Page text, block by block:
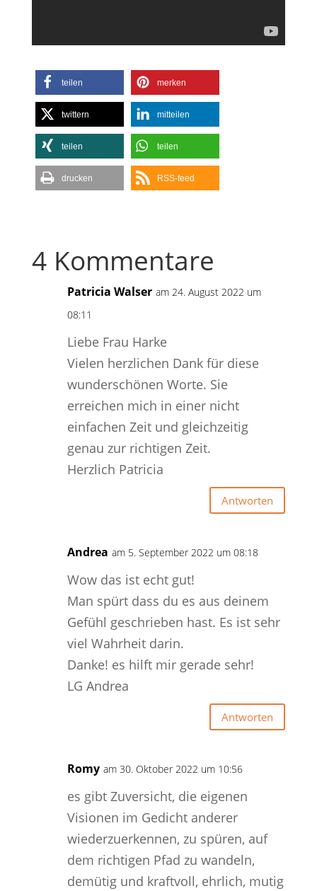
teilen merken
twittern mitteilen
teilen teilen
drucken RSS-feed
4 Kommentare
Patricia Walser am 24. August 2022 um
08:11
Liebe Frau Harke
Vielen herzlichen Dank für diese
wunderschönen Worte. Sie
erreichen mich in einer nicht
einfachen Zeit und gleichzeitig
genau zur richtigen Zeit.
Herzlich Patricia
Antworten
Andrea am 5. September 2022 um 08:18
Wow das ist echt gut!
Man spürt dass du es aus deinem
Gefühl geschrieben hast. Es ist sehr
viel Wahrheit darin.
Danke! es hilft mir gerade sehr!
LG Andrea
Antworten
Romy am 30. Oktober 2022 um 10:56
es gibt Zuversicht, die eigenen
Visionen im Gedicht anderer
wiederzuerkennen, zu spüren, auf
dem richtigen Pfad zu wandeln,
demütig und kraftvoll, ehrlich, mutig